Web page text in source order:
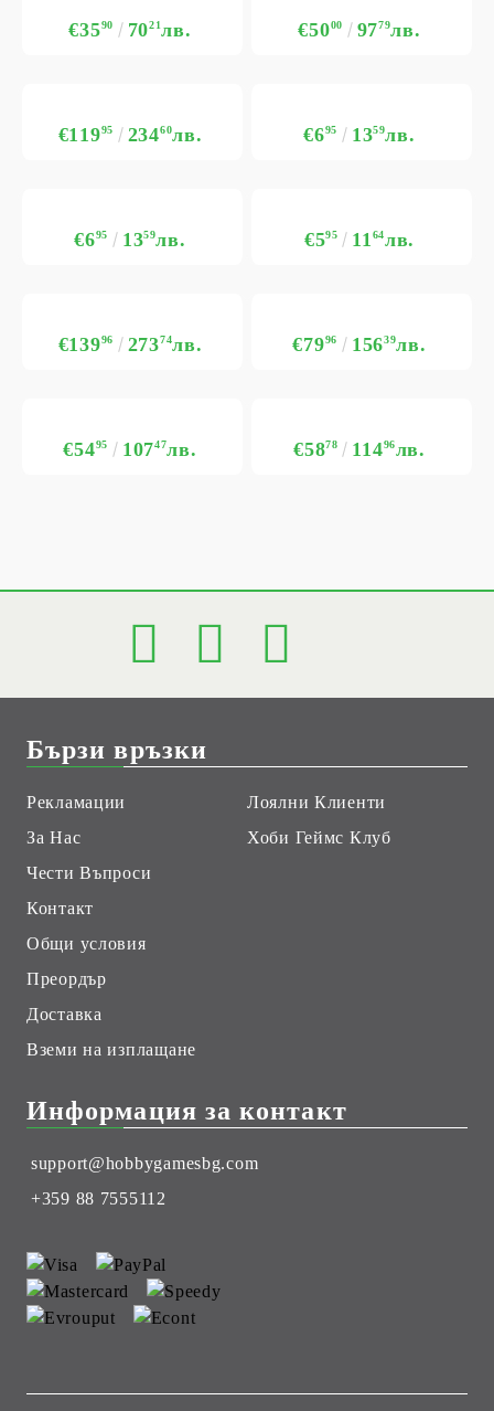
€3590 7021лв. €5000 9779лв.
€11995 23460лв. €695 1359лв.
€695 1359лв. €595 11 64лв.
€13996 27374лв. €7996 15639лв.
€5495 10747лв. €5878 11496лв.
Бързи връзки
Рекламации
За Нас
Чести Въпроси
Контакт
Общи условия
Преордър
Доставка
Вземи на изплащане
Лоялни Клиенти
Хоби Геймс Клуб
Информация за контакт
support@hobbygamesbg.com
+359 88 7555112